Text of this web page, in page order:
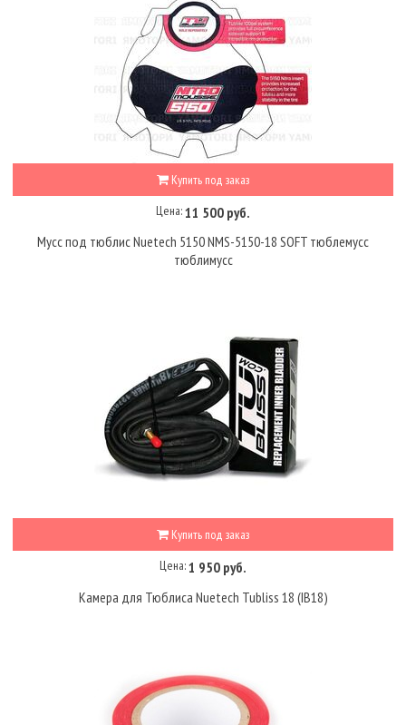
Купить под заказ
Цена:11 500 руб.
Мусс под тюблис Nuetech 5150 NMS-5150-18 SOFT тюблемусс
тюблимусс
Купить под заказ
Цена:1 950 руб.
Камера для Тюблиса Nuetech Tubliss 18 (IB18)